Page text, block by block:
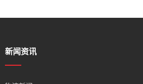
新闻资讯